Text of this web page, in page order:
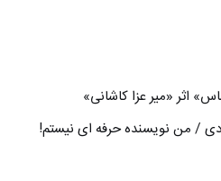
/ من نویسنده حرفه ای نیستم!